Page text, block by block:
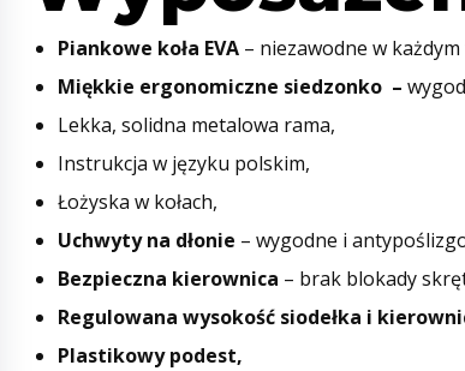
Piankowe koła EVA – niezawodne w
Miękkie ergonomiczne siedzonko –
Lekka, solidna metalowa rama,
Instrukcja w języku polskim,
Łożyska w kołach,
Uchwyty na dłonie – wygodne i
Bezpieczna kierownica – brak blokady
Regulowana wysokość siodełka i
Plastikowy podest,